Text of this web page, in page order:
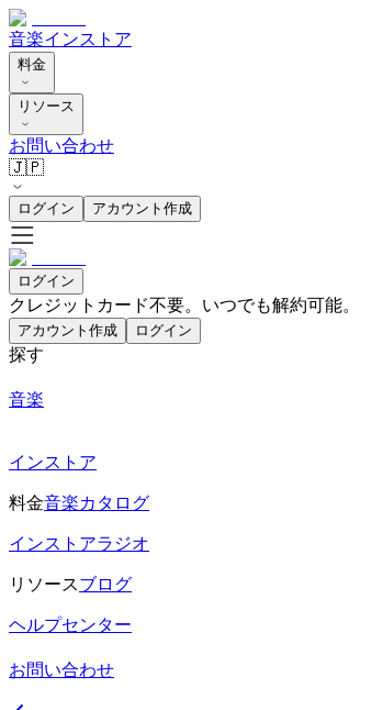
音楽インストア
料金
リソース
お問い合わせ
🇯🇵
ログイン アカウント作成
ログイン
クレジットカード不要。いつでも解約可能。
アカウント作成 ログイン
探す
音楽
インストア
料金音楽カタログ
インストアラジオ
リソースブログ
ヘルプセンター
お問い合わせ